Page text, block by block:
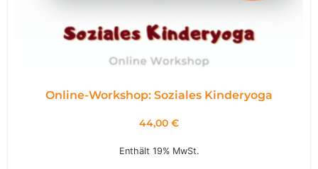
Online-Workshop: Soziales Kinderyoga
44,00 €
Enthält 19% MwSt.